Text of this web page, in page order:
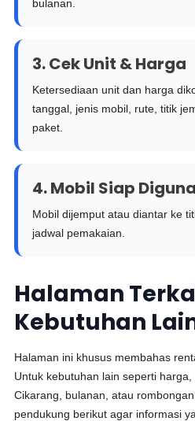
bulanan.
3. Cek Unit & Harga
Ketersediaan unit dan harga
tanggal, jenis mobil, rute, titik
paket.
4. Mobil Siap
Mobil dijemput atau diantar ke
jadwal pemakaian.
Halaman
Kebutuhan
Halaman ini khusus membahas
Untuk kebutuhan lain seperti harga,
Cikarang, bulanan, atau
pendukung berikut agar informasi